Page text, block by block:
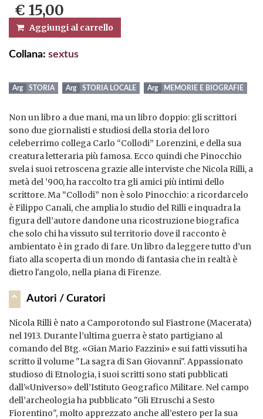
€ 15,00
Aggiungi al carrello
Collana: sextus
STORIA STORIA LOCALE MEMORIE E BIOGRAFIE
Non un libro a due mani, ma un libro doppio: gli scrittori
sono due giornalisti e studiosi della storia del loro
celeberrimo collega Carlo “Collodi” Lorenzini, e della sua
creatura letteraria più famosa. Ecco quindi che Pinocchio
svela i suoi retroscena grazie alle interviste che Nicola Rilli, a
metà del ’900, ha raccolto tra gli amici più intimi dello
scrittore. Ma “Collodi” non è solo Pinocchio: a ricordarcelo
è Filippo Canali, che amplia lo studio del Rilli e inquadra la
figura dell’autore dandone una ricostruzione biografica
che solo chi ha vissuto sul territorio dove il racconto è
ambientato è in grado di fare. Un libro da leggere tutto d’un
fiato alla scoperta di un mondo di fantasia che in realtà è
dietro l'angolo, nella piana di Firenze.
Autori / Curatori
Nicola Rilli è nato a Camporotondo sul Fiastrone (Macerata)
nel 1913. Durante l’ultima guerra è stato partigiano al
comando del Btg. «Gian Mario Fazzini» e sui fatti vissuti ha
scritto il volume "La sagra di San Giovanni". Appassionato
studioso di Etnologia, i suoi scritti sono stati pubblicati
dall’«Universo» dell’Istituto Geografico Militare. Nel campo
dell’archeologia ha pubblicato "Gli Etruschi a Sesto
Fiorentino", molto apprezzato anche all’estero per la sua